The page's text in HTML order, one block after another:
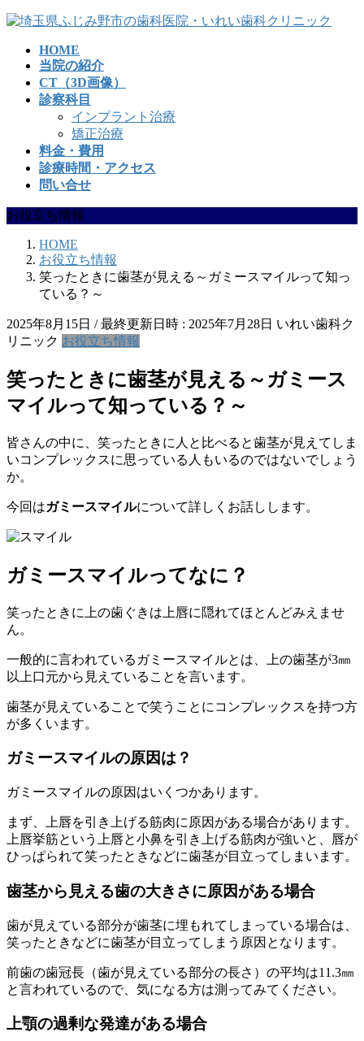
コ
ナ
HOME
当院の紹介
CT（3D画像）
診察科目
インプラント治療
矯正治療
料金・費用
診療時間・アクセス
問い合せ
お役立ち情報
HOME
お役立ち情報
笑ったときに歯茎が見える～ガミースマイルって知っ
ている？～
2025年8月15日 / 最終更新日時 : 2025年7月28日 いれい歯科ク
リニック お役立ち情報
笑ったときに歯茎が見える～ガミース
マイルって知っている？～
皆さんの中に、笑ったときに人と比べると歯茎が見えてしま
いコンプレックスに思っている人もいるのではないでしょう
か。
今回はガミースマイルについて詳しくお話しします。
ガミースマイルってなに？
笑ったときに上の歯ぐきは上唇に隠れてほとんどみえませ
ん。
一般的に言われているガミースマイルとは、上の歯茎が3㎜
以上口元から見えていることを言います。
歯茎が見えていることで笑うことにコンプレックスを持つ方
が多くいます。
ガミースマイルの原因は？
ガミースマイルの原因はいくつかあります。
まず、上唇を引き上げる筋肉に原因がある場合があります。
上唇挙筋という上唇と小鼻を引き上げる筋肉が強いと、唇が
ひっぱられて笑ったときなどに歯茎が目立ってしまいます。
歯茎から見える歯の大きさに原因がある場合
歯が見えている部分が歯茎に埋もれてしまっている場合は、
笑ったときなどに歯茎が目立ってしまう原因となります。
前歯の歯冠長（歯が見えている部分の長さ）の平均は11.3㎜
と言われているので、気になる方は測ってみてください。
上顎の過剰な発達がある場合